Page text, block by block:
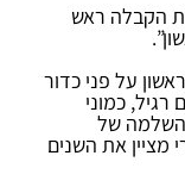
הקבלה ראש
על פני כדור
כמוני
השלמה של
מציין את השנים